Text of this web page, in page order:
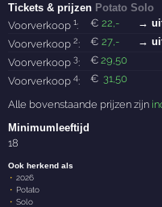
Tickets & prijzen Potato Solo
Voorverkoop1: € 22 ,-
→
Voorverkoop2: € 27 ,-
→
Voorverkoop3: €29 ,50
Voorverkoop4: € 31 ,50
Alle bovenstaande prijzen zijn
Minimumleeftijd
18
Ook herkend als
2026
Potato
Solo